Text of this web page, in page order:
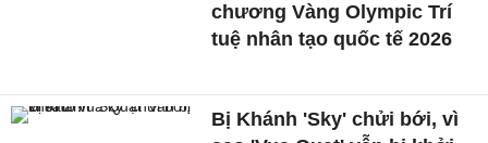
chương Vàng Olympic Trí
tuệ nhân tạo quốc tế 2026
Bị Khánh 'Sky' chửi bới, vì